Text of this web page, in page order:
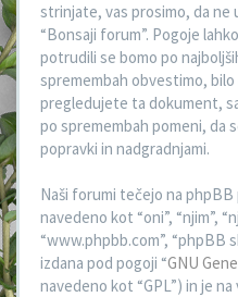
strinjate, vas prosimo, da
“Bonsaji forum”. Pogoje
potrudili se bomo po
spremembah obvestimo,
pregledujete ta dokument,
po spremembah pomeni, da
popravki in nadgradnjami.
Naši forumi tečejo na
navedeno kot “oni”, “njim”,
“www.phpbb.com”, “phpBB
izdana pod pogoji “GNU
navedeno kot “GPL”) in je